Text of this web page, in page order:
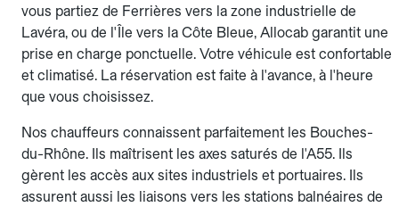
vous partiez de Ferrières vers la zone industrielle de
Lavéra, ou de l'Île vers la Côte Bleue, Allocab garantit une
prise en charge ponctuelle. Votre véhicule est confortable
et climatisé. La réservation est faite à l'avance, à l'heure
que vous choisissez.
Nos chauffeurs connaissent parfaitement les Bouches-
du-Rhône. Ils maîtrisent les axes saturés de l'A55. Ils
gèrent les accès aux sites industriels et portuaires. Ils
assurent aussi les liaisons vers les stations balnéaires de